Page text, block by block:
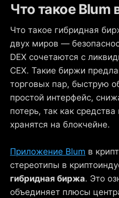
Что такое Blum
Что такое гибридная
двух миров —
DEX сочетаются с
CEX. Такие биржи
торговых пар, быструю
простой интерфейс,
потерь, так как средства
хранятся на блокчейне.
Приложение Blum в
стереотипы в
гибридная биржа. Это
объединяет плюсы